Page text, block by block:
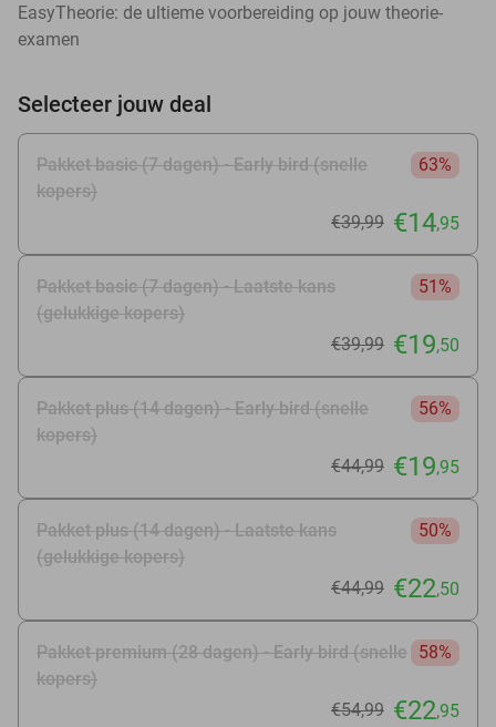
EasyTheorie: de ultieme voorbereiding op jouw theorie-
examen
Selecteer jouw deal
Pakket basic (7 dagen) - Early bird (snelle
kopers)
63%
€39,99 €14,95
Pakket basic (7 dagen) - Laatste kans
(gelukkige kopers)
51%
€39,99 €19,50
Pakket plus (14 dagen) - Early bird (snelle
kopers)
56%
€44,99 €19,95
Pakket plus (14 dagen) - Laatste kans
(gelukkige kopers)
50%
€44,99 €22,50
Pakket premium (28 dagen) - Early bird (snelle
kopers)
58%
€54,99 €22,95